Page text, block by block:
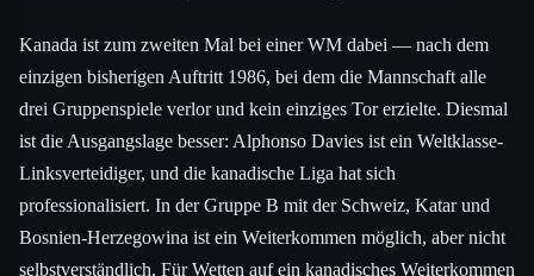
Kanada ist zum zweiten Mal bei einer WM dabei — nach dem
einzigen bisherigen Auftritt 1986, bei dem die Mannschaft alle
drei Gruppenspiele verlor und kein einziges Tor erzielte. Diesmal
ist die Ausgangslage besser: Alphonso Davies ist ein Weltklasse-
Linksverteidiger, und die kanadische Liga hat sich
professionalisiert. In der Gruppe B mit der Schweiz, Katar und
Bosnien-Herzegowina ist ein Weiterkommen möglich, aber nicht
selbstverständlich. Für Wetten auf ein kanadisches Weiterkommen